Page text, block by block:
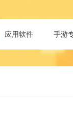
应用软件 手游